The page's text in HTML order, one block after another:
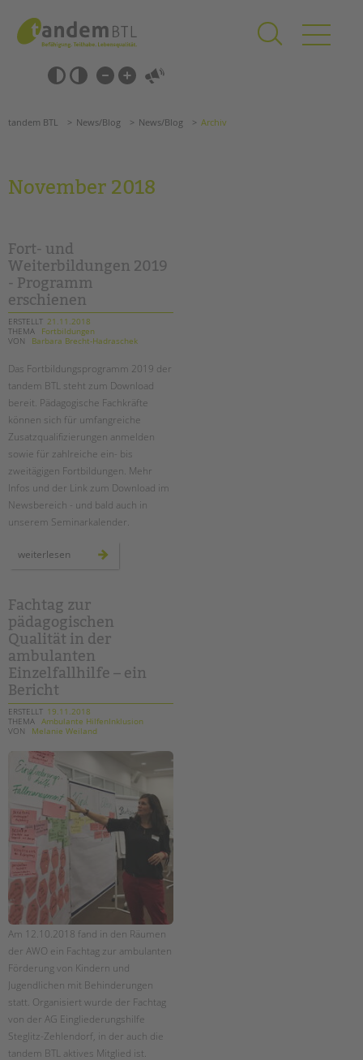
springen
Barrierefrei-
Einstellungen
überspringen
überspringen
Förderzentren
Kollegs
EFöB
Schulbezogene Sozialarbeit
Tagesgruppen
EINGLIEDERUNGSHILFE
BETREUTES WOHNEN
TANDEM BTL AKADEMIE
Zertfikatskurse
Seminarkalender
PROFIL | LEITBILD
Bereiche im Überblick
Kinder- und Jugendschutz
Unsere Videos
Gesellschafter VdK
schoolcoach BTL
tandem international
KARRIERE
Stellenangebote
tandem als Arbeitgeberin
NEWS/BLOG
unkuerzbar
Briefe an Kai
PRESSE
KONTAKT
Impressum
Datenschutz
Hinweisgebersystem
Suchen
tandem BTL News/Blog News/Blog Archiv
November 2018
Fort- und
Weiterbildungen 2019
- Programm
erschienen
ERSTELLT 21.11.2018
THEMA
Fortbildungen
VON
Barbara Brecht-Hadraschek
Das Fortbildungsprogramm 2019 der
tandem BTL steht zum Download
bereit. Pädagogische Fachkräfte
können sich für umfangreiche
Zusatzqualifizierungen anmelden
sowie für zahlreiche ein- bis
zweitägigen Fortbildungen. Mehr
Infos und der Link zum Download im
Newsbereich - und bald auch in
unserem Seminarkalender.
weiterlesen
programm
erschienen
Fachtag zur
pädagogischen
Qualität in der
ambulanten
Einzelfallhilfe – ein
Bericht
ERSTELLT 19.11.2018
THEMA Ambulante HilfenInklusion
VON
Melanie Weiland
Am 12.10.2018 fand in den Räumen
der AWO ein Fachtag zur ambulanten
Förderung von Kindern und
Jugendlichen mit Behinderungen
statt. Organisiert wurde der Fachtag
von der AG Eingliederungshilfe
Steglitz-Zehlendorf, in der auch die
tandem BTL aktives Mitglied ist.